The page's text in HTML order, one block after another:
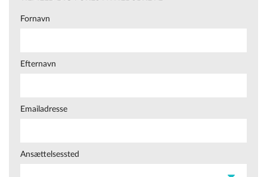
Fornavn
Efternavn
Emailadresse
Ansættelsessted